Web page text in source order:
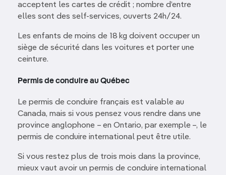
acceptent les cartes de crédit ; nombre d’entre
elles sont des self-services, ouverts 24h/24.
Les enfants de moins de 18 kg doivent occuper un
siège de sécurité dans les voitures et porter une
ceinture.
Permis de conduire au Québec
Le permis de conduire français est valable au
Canada, mais si vous pensez vous rendre dans une
province anglophone – en Ontario, par exemple –, le
permis de conduire international peut être utile.
Si vous restez plus de trois mois dans la province,
mieux vaut avoir un permis de conduire international